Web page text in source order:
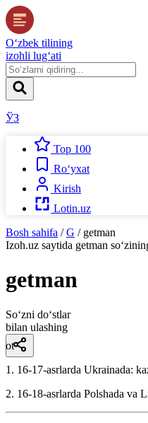
O‘zbek tilining
izohli lug‘ati
ЎЗ
Top 100
Ro‘yxat
Kirish
Lotin.uz
Bosh sahifa / G / getman
Izoh.uz saytida getman
getman
So‘zni do‘stlar
bilan ulashing
ot
1. 16-17-asrlarda Ukrainada:
2. 16-18-asrlarda Polshada va